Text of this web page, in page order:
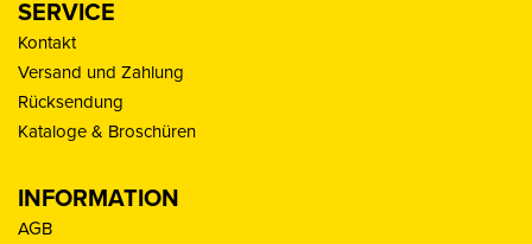
SERVICE
Kontakt
Versand und Zahlung
Rücksendung
Kataloge & Broschüren
INFORMATION
AGB